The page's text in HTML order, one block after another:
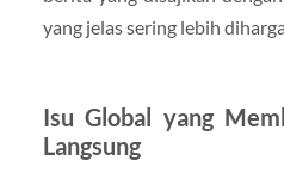
yang jelas sering lebih
Isu Global yang
Langsung